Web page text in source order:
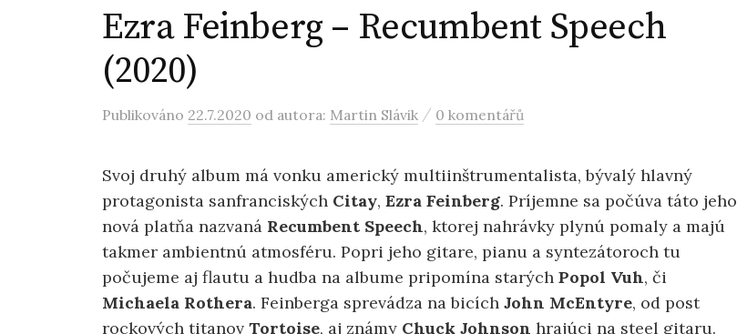
Ezra Feinberg – Recumbent Speech
(2020)
Publikováno 22.7.2020 od autora: Martin Slávik / 0 komentářů
Svoj druhý album má vonku americký multiinštrumentalista, bývalý hlavný
protagonista sanfranciských Citay, Ezra Feinberg. Príjemne sa počúva táto jeho
nová platňa nazvaná Recumbent Speech, ktorej nahrávky plynú pomaly a majú
takmer ambientnú atmosféru. Popri jeho gitare, pianu a syntezátoroch tu
počujeme aj flautu a hudba na albume pripomína starých Popol Vuh, či
Michaela Rothera. Feinberga sprevádza na bicích John McEntyre, od post
rockových titanov Tortoise, aj známy Chuck Johnson hrajúci na steel gitaru.